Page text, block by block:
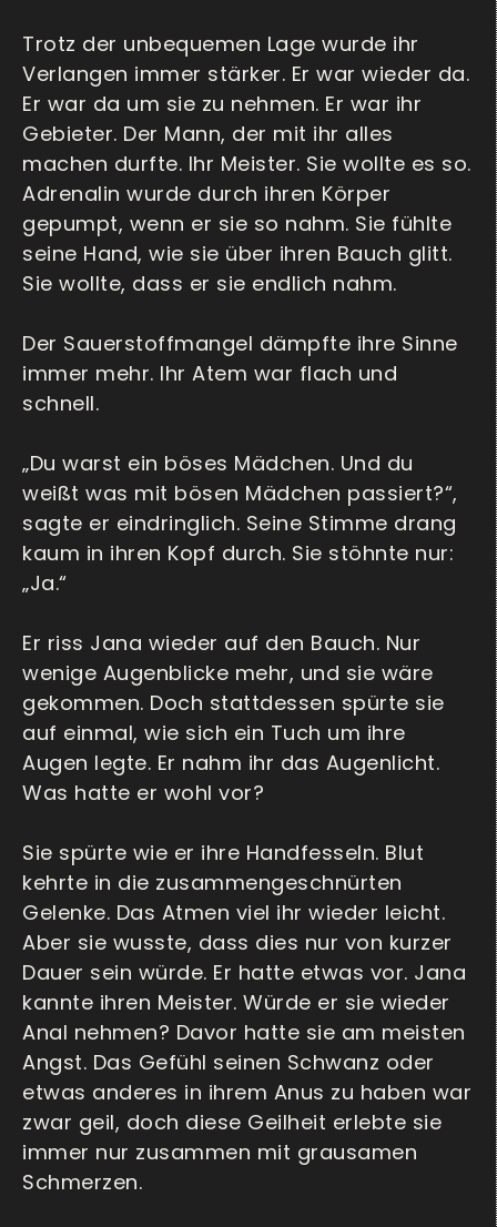
Trotz der unbequemen Lage wurde ihr
Verlangen immer stärker. Er war wieder da.
Er war da um sie zu nehmen. Er war ihr
Gebieter. Der Mann, der mit ihr alles
machen durfte. Ihr Meister. Sie wollte es so.
Adrenalin wurde durch ihren Körper
gepumpt, wenn er sie so nahm. Sie fühlte
seine Hand, wie sie über ihren Bauch glitt.
Sie wollte, dass er sie endlich nahm.
Der Sauerstoffmangel dämpfte ihre Sinne
immer mehr. Ihr Atem war flach und
schnell.
„Du warst ein böses Mädchen. Und du
weißt was mit bösen Mädchen passiert?“,
sagte er eindringlich. Seine Stimme drang
kaum in ihren Kopf durch. Sie stöhnte nur:
„Ja.“
Er riss Jana wieder auf den Bauch. Nur
wenige Augenblicke mehr, und sie wäre
gekommen. Doch stattdessen spürte sie
auf einmal, wie sich ein Tuch um ihre
Augen legte. Er nahm ihr das Augenlicht.
Was hatte er wohl vor?
Sie spürte wie er ihre Handfesseln. Blut
kehrte in die zusammengeschnürten
Gelenke. Das Atmen viel ihr wieder leicht.
Aber sie wusste, dass dies nur von kurzer
Dauer sein würde. Er hatte etwas vor. Jana
kannte ihren Meister. Würde er sie wieder
Anal nehmen? Davor hatte sie am meisten
Angst. Das Gefühl seinen Schwanz oder
etwas anderes in ihrem Anus zu haben war
zwar geil, doch diese Geilheit erlebte sie
immer nur zusammen mit grausamen
Schmerzen.